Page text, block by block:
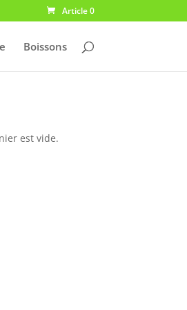
Article 0
Boissons
est vide.